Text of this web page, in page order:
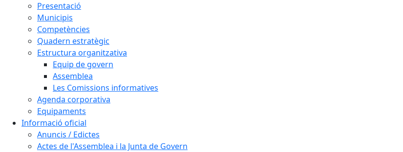
Presentació
Municipis
Competències
Quadern estratègic
Estructura organitzativa
Equip de govern
Assemblea
Les Comissions informatives
Agenda corporativa
Equipaments
Informació oficial
Anuncis / Edictes
Actes de l'Assemblea i la Junta de Govern